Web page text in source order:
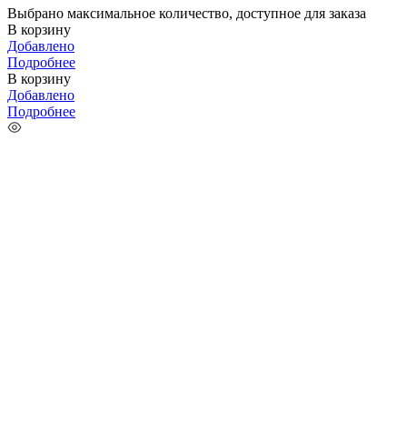
Выбрано максимальное количество, доступное для заказа
В корзину
Добавлено
Подробнее
В корзину
Добавлено
Подробнее